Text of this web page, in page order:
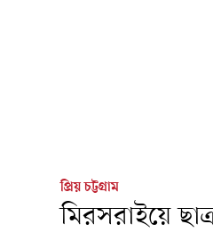
প্রিয় চট্টগ্রাম
মিরসরাইয়ে